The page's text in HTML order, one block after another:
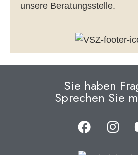
unsere Beratungsstelle.
Sie haben
Sprechen Sie